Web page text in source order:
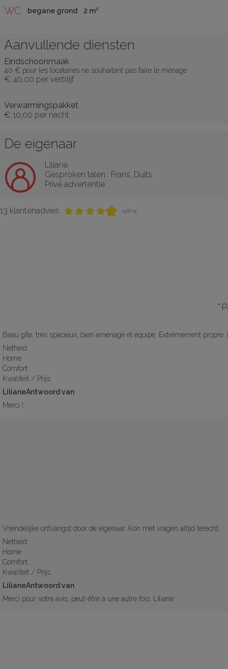
WC begane grond 2 m²
Aanvullende diensten
Eindschoonmaak
40 € pour les locataires ne souhaitant pas faire le ménage
€ 40,00 per verblijf
Verwarmingspakket
€ 10,00 per nacht
De eigenaar
Liliane
Gesproken talen : Frans, Duits
Privé advertentie
13 klantenadvies (4,8/5)
"
Beau gîte, très spacieux, bien aménagé et équipé. Extrêmement
Netheid
Home
Comfort
Kwaliteit / Prijs
LilianeAntwoord van
Merci !
Vriendelijke ontvangst door de eigenaar. Kon met vragen altijd terecht.
Netheid
Home
Comfort
Kwaliteit / Prijs
LilianeAntwoord van
Merci pour votre avis, peut-être à une autre fois. Liliane